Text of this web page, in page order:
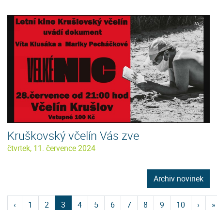
Kruškovský včelín Vás zve
čtvrtek, 11. července 2024
Archiv novinek
‹ 1 2 3 4 5 6 7 8 9 10 › »